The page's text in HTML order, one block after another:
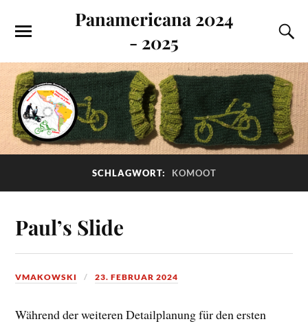
Panamericana 2024
- 2025
SCHLAGWORT: KOMOOT
Paul’s Slide
VMAKOWSKI 23. FEBRUAR 2024
Während der weiteren Detailplanung für den ersten